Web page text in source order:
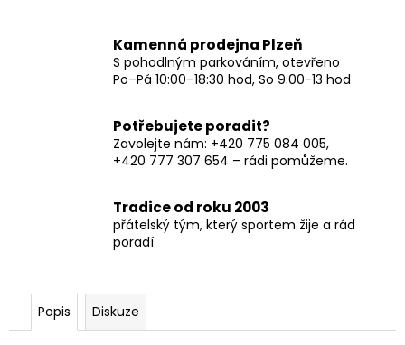
Kamenná prodejna Plzeň
S pohodlným parkováním, otevřeno
Po–Pá 10:00–18:30 hod, So 9:00-13 hod
Potřebujete poradit?
Zavolejte nám: +420 775 084 005,
+420 777 307 654 – rádi pomůžeme.
Tradice od roku 2003
přátelský tým, který sportem žije a rád
poradí
Popis Diskuze